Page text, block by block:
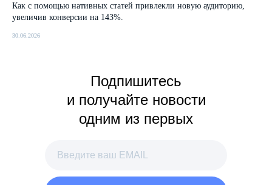
Как с помощью нативных статей привлекли новую аудиторию,
увеличив конверсии на 143%.
30.06.2026
Подпишитесь
и получайте новости
одним из первых